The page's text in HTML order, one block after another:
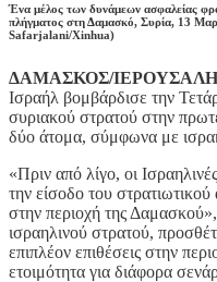
Ένα μέλος των δυνάμεων ασφαλείας
πλήγματος στη Δαμασκό, Συρία, 13
Safarjalani/Xinhua)
ΔΑΜΑΣΚΟΣ/ΙΕΡΟΥΣΑΛΗΜ,
Ισραήλ βομβάρδισε την
συριακού στρατού στην
δύο άτομα, σύμφωνα με
«Πριν από λίγο, οι
την είσοδο του
στην περιοχή της
ισραηλινού στρατού,
επιπλέον επιθέσεις στην
ετοιμότητα για διάφορα